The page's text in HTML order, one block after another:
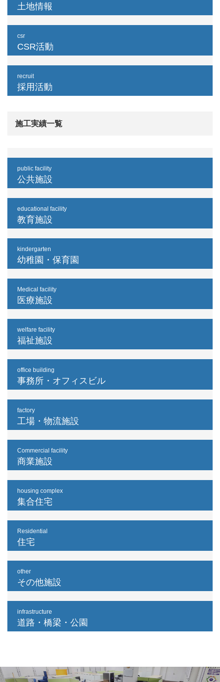
土地情報
csr
CSR活動
recruit
採用活動
施工実績一覧
public facility
公共施設
educational facility
教育施設
kindergarten
幼稚園・保育園
Medical facility
医療施設
welfare facility
福祉施設
office building
事務所・オフィスビル
factory
工場・物流施設
Commercial facility
商業施設
housing complex
集合住宅
Residential
住宅
other
その他施設
infrastructure
道路・橋梁・公園